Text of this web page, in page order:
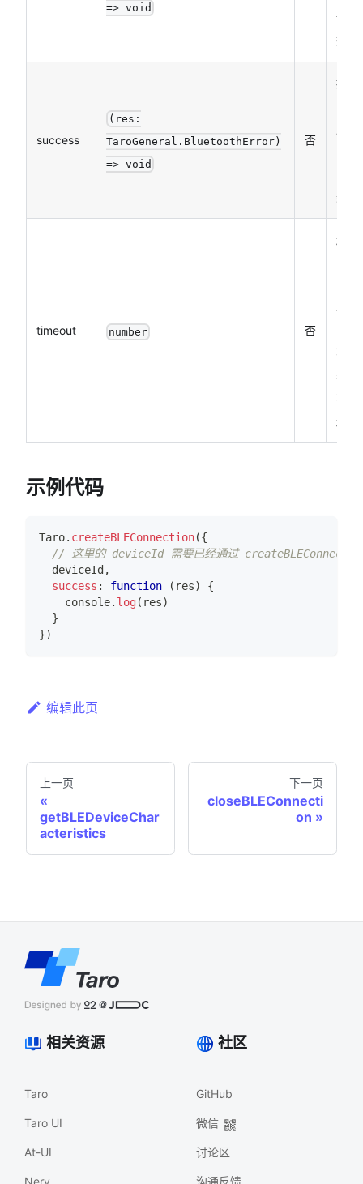
=> void
调函
数
success
(res:
TaroGeneral.BluetoothError)
=> void
否
接口
调用
调函
数
timeout number 否
超时
单位
不填
表示
不会
超时
示例代码
Taro. createBLEConnection({
// 这里的 deviceId 需要已经通过
  deviceId
,
success : function ( res)
{
console. log( res)
}
})
编辑此页
上一页
getBLEDeviceChar
acteristics
下一页
closeBLEConnecti
on
相关资源
Taro
Taro UI
At-UI
社区
GitHub
微信
讨论区